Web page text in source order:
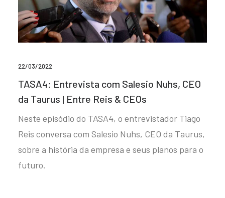
22/03/2022
TASA4: Entrevista com Salesio Nuhs, CEO
da Taurus | Entre Reis & CEOs
Neste episódio do TASA4, o entrevistador Tiago
Reis conversa com Salesio Nuhs, CEO da Taurus,
sobre a história da empresa e seus planos para o
futuro.